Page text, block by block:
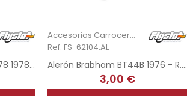
Alerón + Espejos - Lotus 78 1978 - R. Peterson
Accesorios Carrocería
Ref: FS-62104.AL
Alerón Brabham BT44B 1976 - R. Stommelen
3,00 €